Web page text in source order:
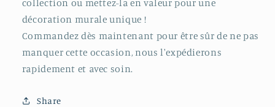
collection ou mettez-la en valeur pour une
décoration murale unique !
Commandez dès maintenant pour être sûr de ne pas
manquer cette occasion, nous l'expédierons
rapidement et avec soin.
Share